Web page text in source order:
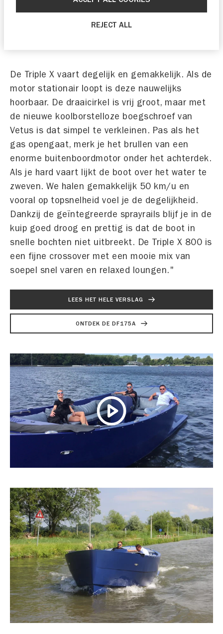
het gewicht als de kosten van de aandrijving
De Triple X vaart degelijk en gemakkelijk. Als de
motor stationair loopt is deze nauwelijks
hoorbaar. De draaicirkel is vrij groot, maar met
de nieuwe koolborstelloze boegschroef van
Vetus is dat simpel te verkleinen. Pas als het
gas opengaat, merk je het brullen van een
enorme buitenboordmotor onder het achterdek.
Als je hard vaart lijkt de boot over het water te
zweven. We halen gemakkelijk 50 km/u en
vooral op topsnelheid voel je de degelijkheid.
Dankzij de geïntegreerde sprayrails blijf je in de
kuip goed droog en prettig is dat de boot in
snelle bochten niet uitbreekt. De Triple X 800 is
een fijne crossover met een mooie mix van
soepel snel varen en relaxed loungen."
LEES HET HELE VERSLAG
ONTDEK DE DF175A
REJECT ALL